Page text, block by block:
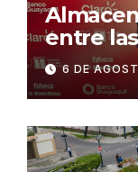
entre
6 DE